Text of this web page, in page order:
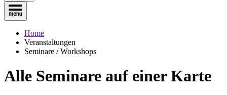
Home
Veranstaltungen
Seminare / Workshops
Alle Seminare auf einer Karte